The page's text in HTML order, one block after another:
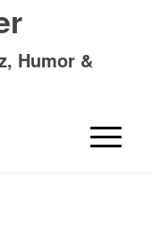
Humor &